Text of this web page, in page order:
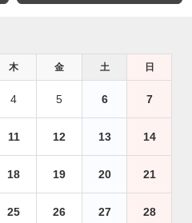
木 金 土 日
4 5 6 7
11 12 13 14
18 19 20 21
25 26 27 28